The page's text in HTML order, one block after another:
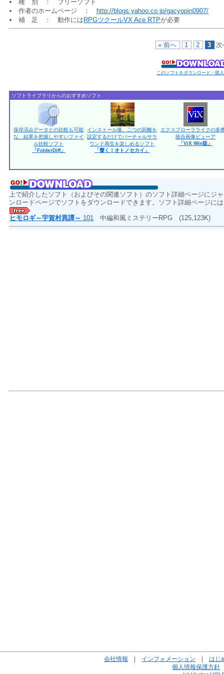
種 別 ： フリーソフト
作者のホームページ ：
http://blogs.yahoo.co.jp/gacyopin0907/
補 足 ： 動作には RPGツクールVX Ace RTPが必要
« 前へ 1 2 3
このソフトをダウンロード・購
ソフトライブラリからのおすすめソフト
保存済みデータとの比較も可能
な、結果を把握しやすいファイ
ル比較ソフト
「FolderDiff」
インストール後、二つの距離を
設定するだけでバーチャルサラ
ウンド再生を楽しめるソフト
「響く！オトノセカイ」
エクスプローラライクの多
統合画像ビューア
「ViX Win版」
上で紹介したソフト（およびその関連ソフト）のソフト詳細ページにジ
ンロードページでソフトをダウンロードできます。ソフト詳細ページに
ヒモロギ～宇賀村異譚～ 101 中編和風ミステリーRPG (125,123K)
会社情報 インフォメーション
はじ
個人情報保護方針